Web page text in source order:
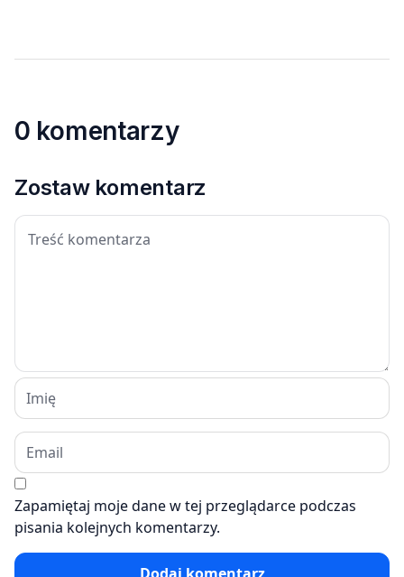
0 komentarzy
Zostaw komentarz
Zapamiętaj moje dane w tej przeglądarce podczas
pisania kolejnych komentarzy.